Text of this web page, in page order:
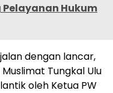
Hukum
dengan lancar,
Tungkal Ulu
oleh Ketua PW